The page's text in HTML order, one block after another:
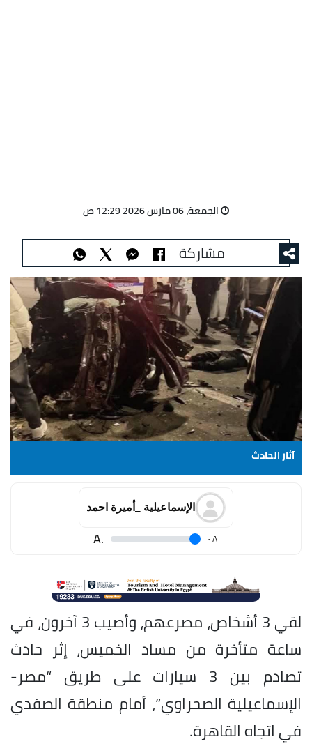
الجمعة، 06 مارس 2026 12:29 ص
مشاركة
آثار الحادث
الإسماعيلية _أميرة احمد
A
.
.A
لقي 3 أشخاص، مصرعهم، وأصيب 3 آخرون، في
ساعة متأخرة من مساد الخميس، إثر حادث
تصادم بين 3 سيارات على طريق “مصر-
الإسماعيلية الصحراوي”، أمام منطقة الصفدي
في اتجاه القاهرة.